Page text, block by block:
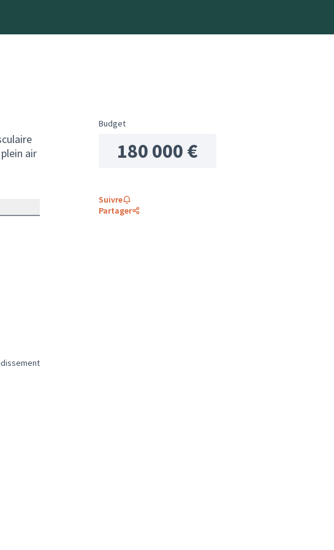
air
: Sports et loisirs
résultats pour la localisation : 8e arrondissement
Budget
180 000 €
Suivre
Partager